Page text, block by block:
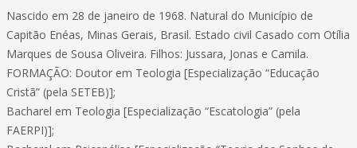
Nascido em 28 de janeiro de 1968. Natural do Município de
Capitão Enéas, Minas Gerais, Brasil. Estado civil Casado com Otília
Marques de Sousa Oliveira. Filhos: Jussara, Jonas e Camila.
FORMAÇÃO: Doutor em Teologia [Especialização “Educação
Cristã” (pela SETEB)];
Bacharel em Teologia [Especialização “Escatologia” (pela
FAERPI)];